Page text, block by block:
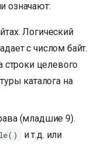
означают:
Логический
с числом байт.
строки целевого
каталога на
(младшие 9).
и т.д. или